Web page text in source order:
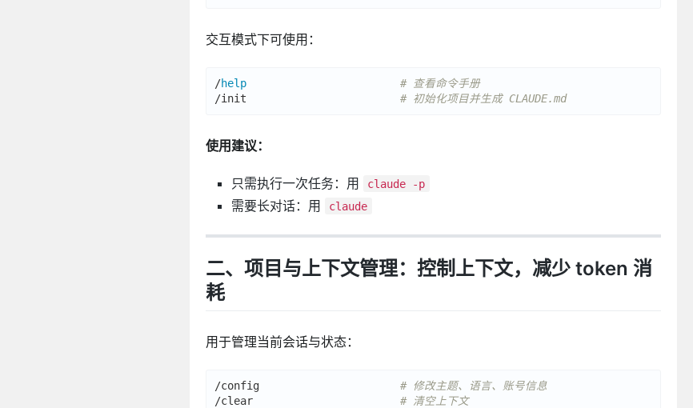
交互模式下可使用：
/help
# 查看命令手册
/init # 初始化项目并生成 CLAUDE.md
使用建议：
只需执行一次任务：用 claude -p
需要长对话：用 claude
二、项目与上下文管理：控制上下文，减少 token 消
耗
用于管理当前会话与状态：
/config # 修改主题、语言、账号信息
/clear # 清空上下文